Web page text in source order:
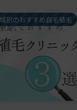
別のおすすめ自毛植毛